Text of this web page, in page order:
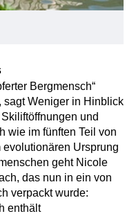
Bergmensch“
sagt Weniger in Hinblick
und
wie im fünften Teil von
Ursprung
geht Nicole
das nun in ein von
verpackt wurde:
enthält